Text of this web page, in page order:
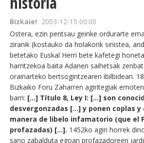
Bizkaie! 2003-12-15 00:00
Ostera, ezin pentsau geinke ordurarte
ziranik (kostauko da holakorik sinistea,
betetako Euskal Herri bete kafetegi
harritzekoa baita Adanen saihetsak
orainarteko bertsogintzearen ibilbidean.
Bizkaiko Foru Zaharren agiritegiak
barri: [...] Título 8, Ley I: [...] son
desvergonzadas [...] y ponen coplas
manera de libelo infamatorio (que el
profazadas) [...]. 1452ko agiri horrek
sano zabalduta egoan profazadoreen